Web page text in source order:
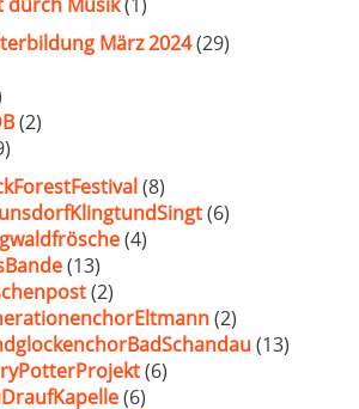
März 2024(29)
(2)
(8)
(6)
(4)
(13)
(2)
(2)
(13)
(6)
(6)